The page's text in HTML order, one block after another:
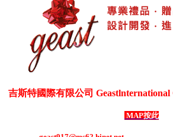
吉斯特國際有限公司 Geastlnternational
MAP按此